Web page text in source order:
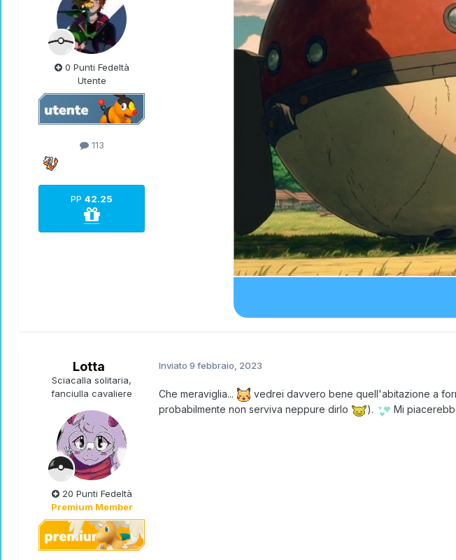
0 Punti Fedeltà
Utente
113
PP 42.25
Lotta
Sciacalla solitaria,
fanciulla cavaliere
20 Punti Fedeltà
Premium Member
Inviato 9 febbraio, 2023
Che meraviglia...
vedrei davvero bene quell'abitazione a
probabilmente non serviva neppure dirlo
). Mi